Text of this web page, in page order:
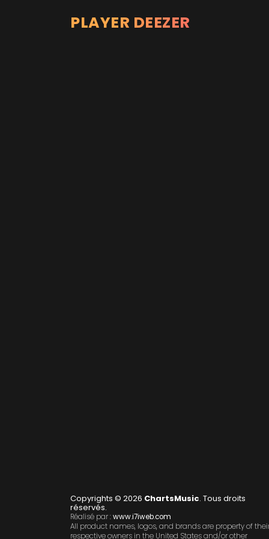
PLAYER DEEZER
Copyrights © 2026 ChartsMusic. Tous droits
réservés.
Réalisé par :www.i7iweb.com
All product names, logos, and brands are property of
respective owners in the United States and/or other